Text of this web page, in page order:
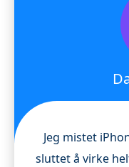
Jeg mistet
sluttet å virke